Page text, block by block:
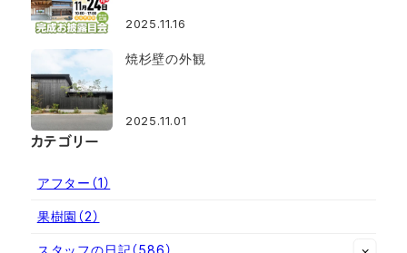
2025.11.16
焼杉壁の外観
2025.11.01
カテゴリー
アフター （1）
果樹園 （2）